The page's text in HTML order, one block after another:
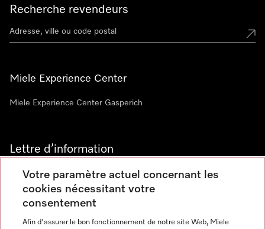
Recherche revendeurs
Miele Experience Center
Miele Experience Center Gasperich
Lettre d’information
Votre paramètre actuel concernant les
cookies nécessitant votre
consentement
Afin d'assurer le bon fonctionnement de notre site Web, Miele